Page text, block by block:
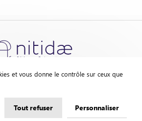
nous Mentions légales
et vous donne le contrôle sur ceux que
Tout refuser Personnaliser